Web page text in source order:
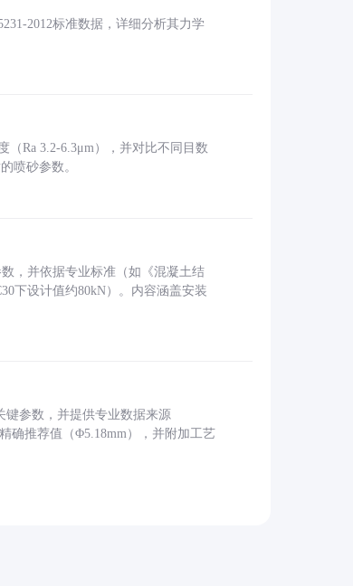
2012标准数据，详细分析其力学
Ra 3.2-6.3μm），并对比不同目数
喷砂参数。
，并依据专业标准（如《混凝土结
下设计值约80kN）。内容涵盖安装
键参数，并提供专业数据来源
确推荐值（Φ5.18mm），并附加工艺